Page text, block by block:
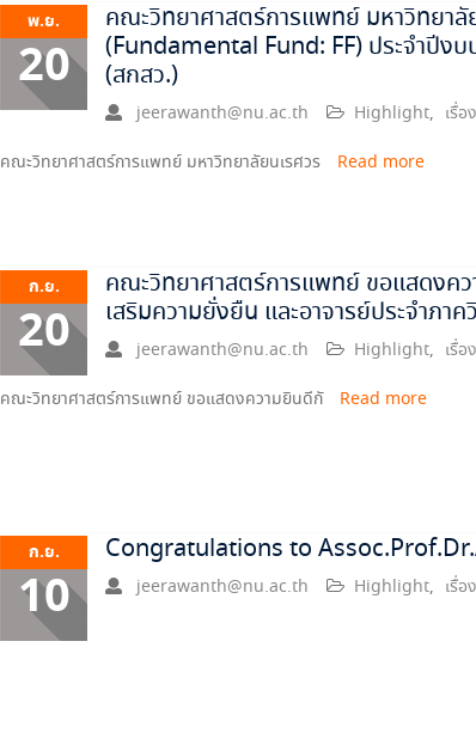
พ.ย.
20
คณะวิทยาศาสตร์การแพทย์ มหาวิทยา
(Fundamental Fund: FF) ประจำปีง
(สกสว.)
jeerawanth@nu.ac.th Highlight, เรื่อ
คณะวิทยาศาสตร์การแพทย์ มหาวิทยาลัยนเรศวร Read more
ก.ย.
20
คณะวิทยาศาสตร์การแพทย์ ขอแสดงค
เสริมความยั่งยืน และอาจารย์ประจำภาค
jeerawanth@nu.ac.th Highlight, เรื่อ
คณะวิทยาศาสตร์การแพทย์ ขอแสดงความยินดีกั Read more
ก.ย.
10
Congratulations to
jeerawanth@nu.ac.th Highlight, เรื่อ